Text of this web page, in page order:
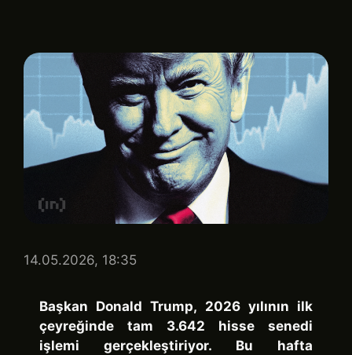
14.05.2026, 18:35
Başkan Donald Trump, 2026 yılının ilk
çeyreğinde tam 3.642 hisse senedi
işlemi gerçekleştiriyor. Bu hafta